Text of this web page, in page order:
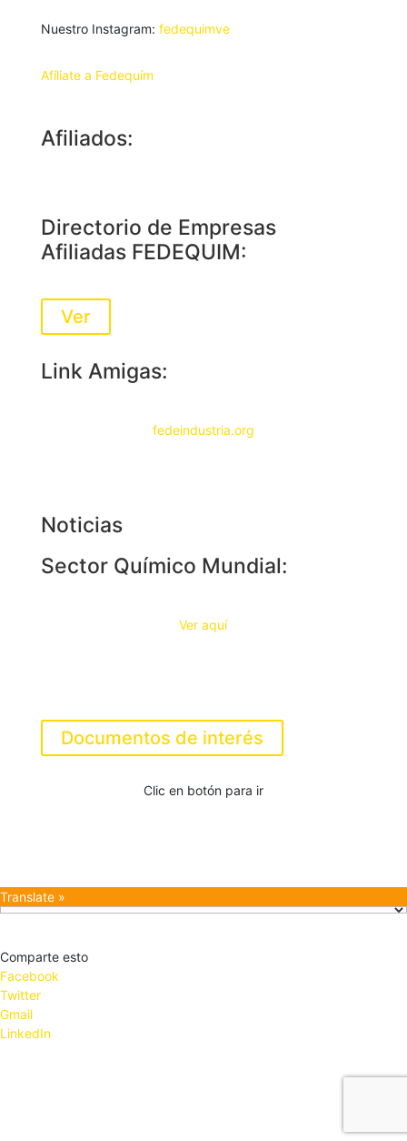
Nuestro Instagram: fedequimve
Afíliate a Fedequím
Afiliados:
Directorio de Empresas
Afiliadas FEDEQUIM:
Ver
Link Amigas:
fedeindustria.org
Noticias
Sector Químico Mundial:
Ver aquí
Documentos de interés
Clic en botón para ir
Translate »
Comparte esto
Facebook
Twitter
Gmail
LinkedIn